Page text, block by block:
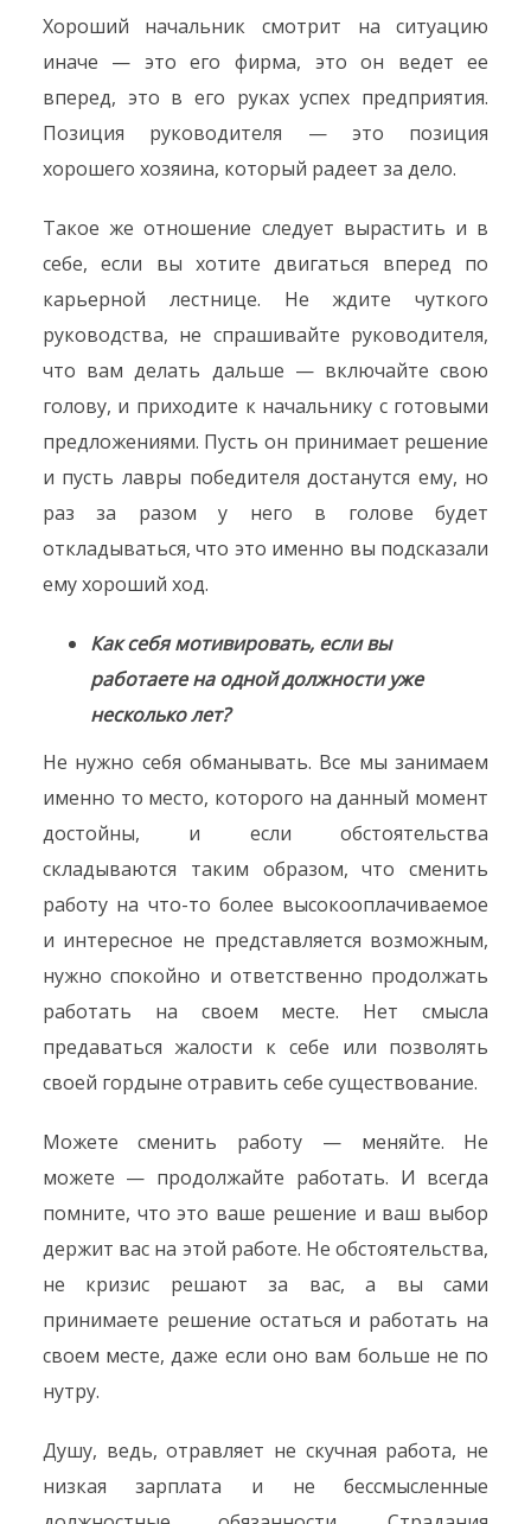
Хороший начальник смотрит на ситуацию
иначе — это его фирма, это он ведет ее
вперед, это в его руках успех предприятия.
Позиция руководителя — это позиция
хорошего хозяина, который радеет за дело.
Такое же отношение следует вырастить и в
себе, если вы хотите двигаться вперед по
карьерной лестнице. Не ждите чуткого
руководства, не спрашивайте руководителя,
что вам делать дальше — включайте свою
голову, и приходите к начальнику с готовыми
предложениями. Пусть он принимает решение
и пусть лавры победителя достанутся ему, но
раз за разом у него в голове будет
откладываться, что это именно вы подсказали
ему хороший ход.
Как себя мотивировать, если вы
работаете на одной должности уже
несколько лет?
Не нужно себя обманывать. Все мы занимаем
именно то место, которого на данный момент
достойны, и если обстоятельства
складываются таким образом, что сменить
работу на что-то более высокооплачиваемое
и интересное не представляется возможным,
нужно спокойно и ответственно продолжать
работать на своем месте. Нет смысла
предаваться жалости к себе или позволять
своей гордыне отравить себе существование.
Можете сменить работу — меняйте. Не
можете — продолжайте работать. И всегда
помните, что это ваше решение и ваш выбор
держит вас на этой работе. Не обстоятельства,
не кризис решают за вас, а вы сами
принимаете решение остаться и работать на
своем месте, даже если оно вам больше не по
нутру.
Душу, ведь, отравляет не скучная работа, не
низкая зарплата и не бессмысленные